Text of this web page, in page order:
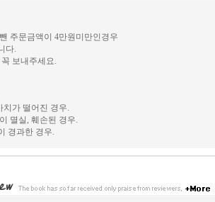
주문금액이 4만원미만인경우
다.
보내주세요.
치가 떨어진 경우.
멸실, 훼손된 경우.
경과한 경우.